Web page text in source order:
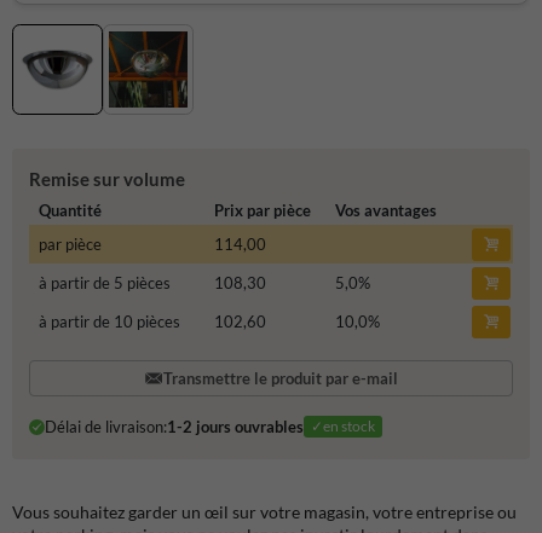
Remise sur volume
Quantité Prix par pièce
Vos avantages
par pièce
114,00
à partir de 5 pièces
108,30 5,0%
à partir de 10 pièces
102,60 10,0%
Transmettre le produit par e-mail
Délai de livraison:1-2 jours ouvrables ✓en stock
Vous souhaitez garder un œil sur votre magasin, votre entreprise ou